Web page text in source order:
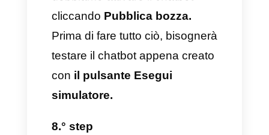
La prima cosa da fare è quella
dicreare un account Callbell
procedimento è estremamente
semplice: basterà cliccare qui e
seguire i passaggi descritti.